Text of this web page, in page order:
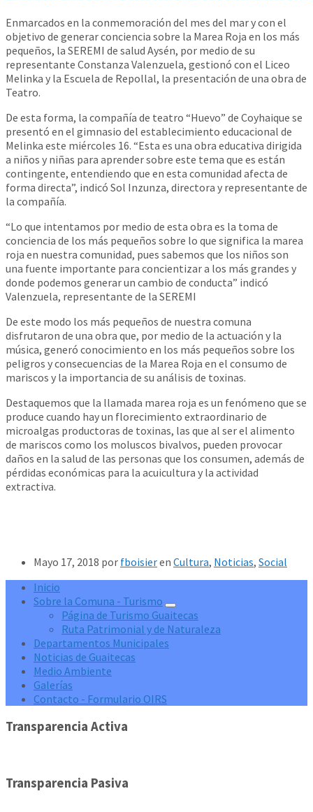
Enmarcados en la conmemoración del mes del mar y con el
objetivo de generar conciencia sobre la Marea Roja en los más
pequeños, la SEREMI de salud Aysén, por medio de su
representante Constanza Valenzuela, gestionó con el Liceo
Melinka y la Escuela de Repollal, la presentación de una obra de
Teatro.
De esta forma, la compañía de teatro “Huevo” de Coyhaique se
presentó en el gimnasio del establecimiento educacional de
Melinka este miércoles 16. “Esta es una obra educativa dirigida
a niños y niñas para aprender sobre este tema que es están
contingente, entendiendo que en esta comunidad afecta de
forma directa”, indicó Sol Inzunza, directora y representante de
la compañía.
“Lo que intentamos por medio de esta obra es la toma de
conciencia de los más pequeños sobre lo que significa la marea
roja en nuestra comunidad, pues sabemos que los niños son
una fuente importante para concientizar a los más grandes y
donde podemos generar un cambio de conducta” indicó
Valenzuela, representante de la SEREMI
De este modo los más pequeños de nuestra comuna
disfrutaron de una obra que, por medio de la actuación y la
música, generó conocimiento en los más pequeños sobre los
peligros y consecuencias de la Marea Roja en el consumo de
mariscos y la importancia de su análisis de toxinas.
Destaquemos que la llamada marea roja es un fenómeno que se
produce cuando hay un florecimiento extraordinario de
microalgas productoras de toxinas, las que al ser el alimento
de mariscos como los moluscos bivalvos, pueden provocar
daños en la salud de las personas que los consumen, además de
pérdidas económicas para la acuicultura y la actividad
extractiva.
Mayo 17, 2018 por fboisieren Cultura, Noticias, Social
Inicio
Sobre la Comuna - Turismo
Página de Turismo Guaitecas
Ruta Patrimonial y de Naturaleza
Departamentos Municipales
Noticias de Guaitecas
Medio Ambiente
Galerías
Contacto - Formulario OIRS
Transparencia Activa
Transparencia Pasiva